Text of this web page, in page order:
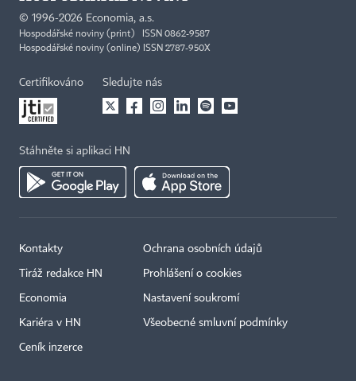
© 1996-2026 Economia, a.s.
Hospodářské noviny (print) ISSN 0862-9587
Hospodářské noviny (online) ISSN 2787-950X
Certifikováno Sledujte nás
Stáhněte si aplikaci HN
Kontakty
Tiráž redakce HN
Economia
Kariéra v HN
Ceník inzerce
Ochrana osobních údajů
Prohlášení o cookies
Nastavení soukromí
Všeobecné smluvní podmínky